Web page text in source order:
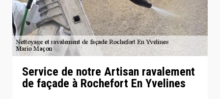
Service de notre Artisan ravalement
de façade à Rochefort En Yvelines